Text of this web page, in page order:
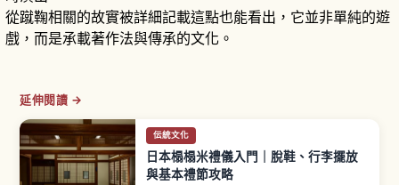
從蹴鞠相關的故實被詳細記載這點也能看出，它並非單純的遊
戲，而是承載著作法與傳承的文化。
延伸閱讀 →
伝統文化
日本榻榻米禮儀入門｜脫鞋、行李擺放
與基本禮節攻略